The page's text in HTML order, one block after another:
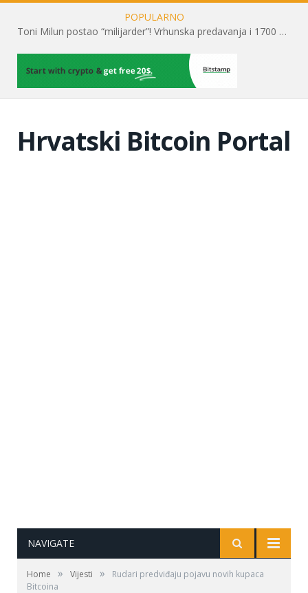
POPULARNO
Toni Milun postao “milijarder”! Vrhunska predavanja i 1700 posjetitelja obilježili su mjesec financijske pismenosti
Hrvatski Bitcoin Portal
NAVIGATE
Home » Vijesti »
Rudari predviđaju pojavu novih kupaca
Bitcoina